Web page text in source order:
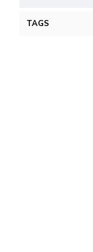
TAGS